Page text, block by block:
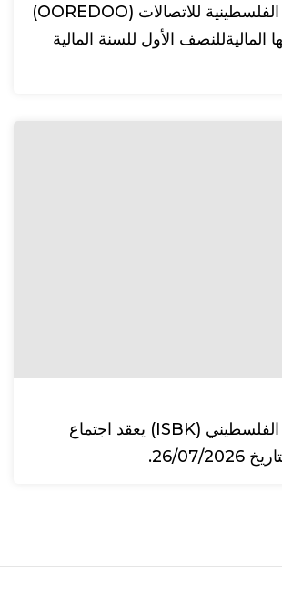
موبايل الوطنية الفلسطينية للاتصالات (OOREDOO)
الماليةللنصف الأول للسنة المالية
البنك الإسلامي الفلسطيني (ISBK) يعقد اجتماع
2026.